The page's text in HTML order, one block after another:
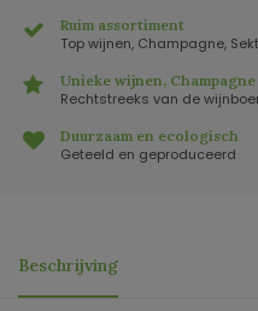
Ruim assortiment
Top wijnen, Champagne,
Unieke wijnen,
Rechtstreeks van de
Duurzaam en ecologisch
Geteeld en geproduceerd
Beschrijving